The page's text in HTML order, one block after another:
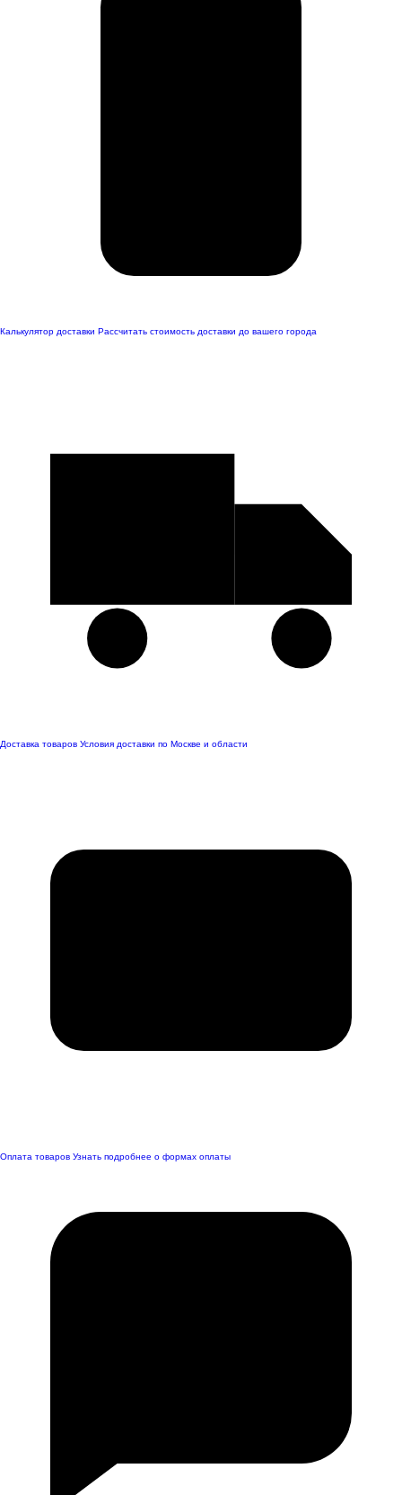
Калькулятор доставки Рассчитать стоимость доставки до вашего города
Доставка товаров Условия доставки по Москве и области
Оплата товаров Узнать подробнее о формах оплаты